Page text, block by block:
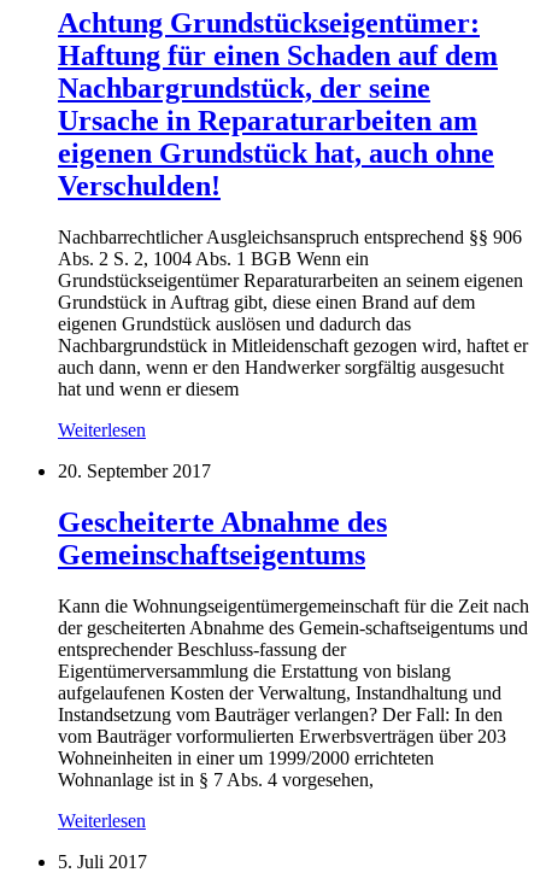
Achtung Grundstückseigentümer:
Haftung für einen Schaden auf dem
Nachbargrundstück, der seine
Ursache in Reparaturarbeiten am
eigenen Grundstück hat, auch ohne
Verschulden!
Nachbarrechtlicher Ausgleichsanspruch entsprechend §§ 906
Abs. 2 S. 2, 1004 Abs. 1 BGB Wenn ein
Grundstückseigentümer Reparaturarbeiten an seinem eigenen
Grundstück in Auftrag gibt, diese einen Brand auf dem
eigenen Grundstück auslösen und dadurch das
Nachbargrundstück in Mitleidenschaft gezogen wird, haftet er
auch dann, wenn er den Handwerker sorgfältig ausgesucht
hat und wenn er diesem
Weiterlesen
20. September 2017
Gescheiterte Abnahme des
Gemeinschaftseigentums
Kann die Wohnungseigentümergemeinschaft für die Zeit nach
der gescheiterten Abnahme des Gemein-schaftseigentums und
entsprechender Beschluss-fassung der
Eigentümerversammlung die Erstattung von bislang
aufgelaufenen Kosten der Verwaltung, Instandhaltung und
Instandsetzung vom Bauträger verlangen? Der Fall: In den
vom Bauträger vorformulierten Erwerbsverträgen über 203
Wohneinheiten in einer um 1999/2000 errichteten
Wohnanlage ist in § 7 Abs. 4 vorgesehen,
Weiterlesen
5. Juli 2017